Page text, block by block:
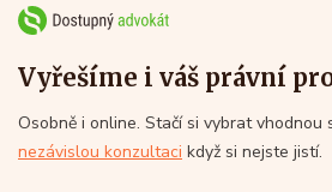
Vyřešíme i váš právní
Osobně i online. Stačí si vybrat vhodnou
nezávislou konzultaci když si nejste jistí.